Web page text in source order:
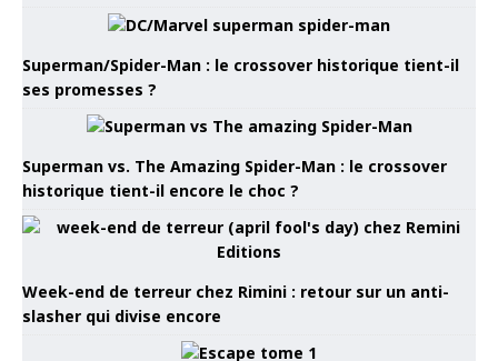
Superman/Spider-Man : le crossover historique tient-il
ses promesses ?
Superman vs. The Amazing Spider-Man : le crossover
historique tient-il encore le choc ?
Week-end de terreur chez Rimini : retour sur un anti-
slasher qui divise encore